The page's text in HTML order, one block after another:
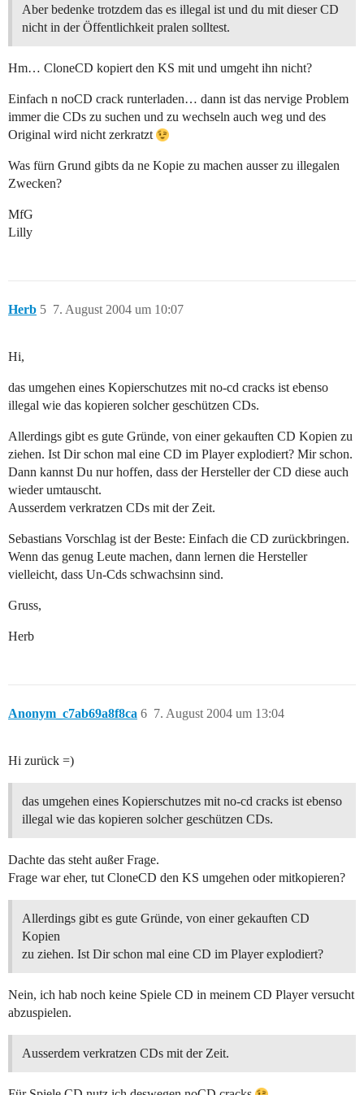
Aber bedenke trotzdem das es illegal ist und du mit dieser CD
nicht in der Öffentlichkeit pralen solltest.
Hm… CloneCD kopiert den KS mit und umgeht ihn nicht?
Einfach n noCD crack runterladen… dann ist das nervige Problem
immer die CDs zu suchen und zu wechseln auch weg und des
Original wird nicht zerkratzt
Was fürn Grund gibts da ne Kopie zu machen ausser zu illegalen
Zwecken?
MfG
Lilly
Herb 7. August 2004 um 10:07
5
Hi,
das umgehen eines Kopierschutzes mit no-cd cracks ist ebenso
illegal wie das kopieren solcher geschützen CDs.
Allerdings gibt es gute Gründe, von einer gekauften CD Kopien zu
ziehen. Ist Dir schon mal eine CD im Player explodiert? Mir schon.
Dann kannst Du nur hoffen, dass der Hersteller der CD diese auch
wieder umtauscht.
Ausserdem verkratzen CDs mit der Zeit.
Sebastians Vorschlag ist der Beste: Einfach die CD zurückbringen.
Wenn das genug Leute machen, dann lernen die Hersteller
vielleicht, dass Un-Cds schwachsinn sind.
Gruss,
Herb
Anonym_c7ab69a8f8ca 7. August 2004 um 13:04
6
Hi zurück =)
das umgehen eines Kopierschutzes mit no-cd cracks ist ebenso
illegal wie das kopieren solcher geschützen CDs.
Dachte das steht außer Frage.
Frage war eher, tut CloneCD den KS umgehen oder mitkopieren?
Allerdings gibt es gute Gründe, von einer gekauften CD
Kopien
zu ziehen. Ist Dir schon mal eine CD im Player explodiert?
Nein, ich hab noch keine Spiele CD in meinem CD Player versucht
abzuspielen.
Ausserdem verkratzen CDs mit der Zeit.